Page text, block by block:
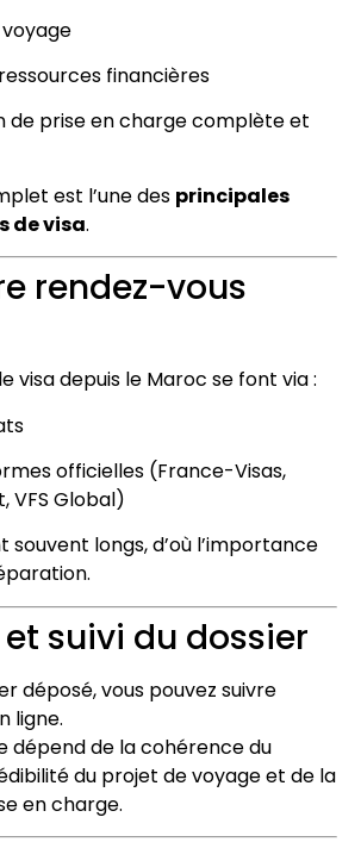
financières
de prise en charge complète et
est l’une des principales
de visa.
rendez-vous
visa depuis le Maroc se font via :
officielles (France-Visas,
VFS Global)
souvent longs, d’où l’importance
et suivi du dossier
déposé, vous pouvez suivre
ligne.
dépend de la cohérence du
du projet de voyage et de la
en charge.